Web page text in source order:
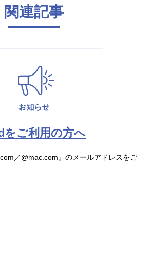
関連記事
をご利用の方へ
／@mac.com』のメールアドレスをご